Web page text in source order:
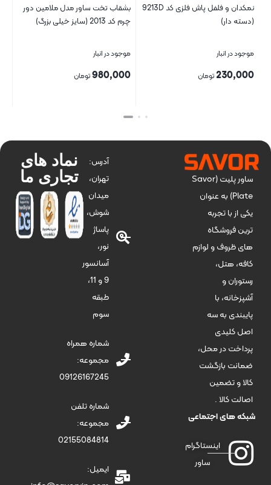
نمکدان و فلفل پاش فلزی کد 9213D
(دسته دار)
موجود در انبار
230,000 تومان
بشقاب تخت ساور مدل ملامین دور
چرم کد 2013 (سایز خیلی بزرگ)
موجود در انبار
980,000تومان
بستن
ساور پلیت (Savor
Plate) به عنوان
یکی از با تجربه
ترین فروشگاه
های ظروف و لوازم
کافه، هتل،
رستوران و
آشپزخانه، با
پایبندی به سه
اصل کلیدی
پرداخت در محل،
ضمانت بازگشت
کالا و تضمین
اصالت کالا .
شبکه های اجتماعی
اینستاگرام
ساور
آدرس:
تهران،
میدان
شوش،
پاساژ
نور،
آسانسور
9 و 11،
طبقه
سوم
شماره همراه
مجموعه:
09126167245
شماره تلفن
مجموعه:
02155084814
ایمیل:
نماد های
تجاری ما